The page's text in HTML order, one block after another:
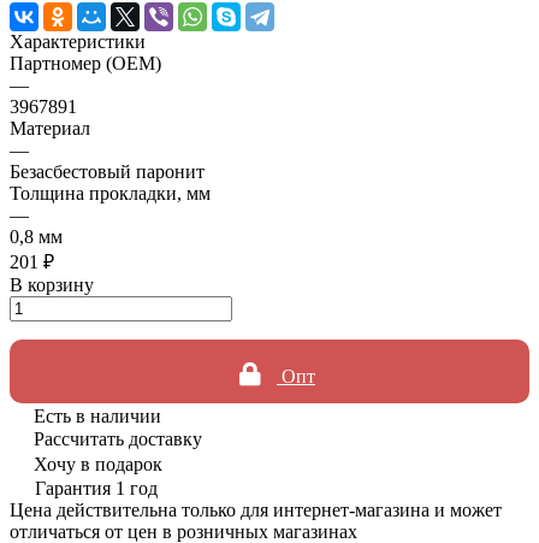
Характеристики
Партномер (OEM)
—
3967891
Материал
—
Безасбестовый паронит
Толщина прокладки, мм
—
0,8 мм
201 ₽
В корзину
Опт
Есть в наличии
Рассчитать доставку
Хочу в подарок
Гарантия 1 год
Цена действительна только для интернет-магазина и может
отличаться от цен в розничных магазинах